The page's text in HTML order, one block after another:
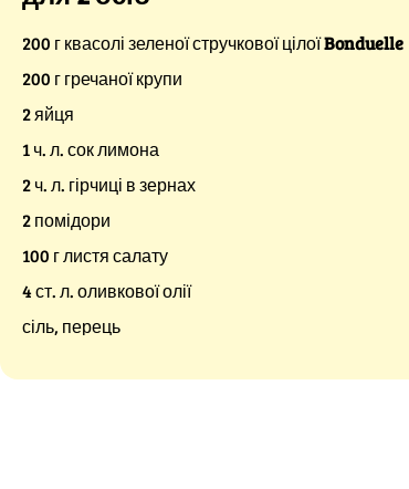
200 г квасолі зеленої стручкової цілоїBonduelle
200 г гречаної крупи
2 яйця
1 ч. л. сок лимона
2 ч. л. гірчиці в зернах
2 помідори
100 г листя салату
4 ст. л. оливкової олії
сіль, перець